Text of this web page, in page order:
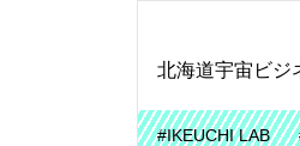
北海道宇宙ビジ
#IKEUCHI LAB